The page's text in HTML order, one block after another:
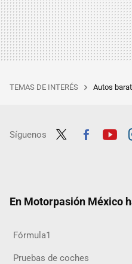
TEMAS DE INTERÉS Autos
Síguenos
En Motorpasión México
Fórmula1
Pruebas de coches